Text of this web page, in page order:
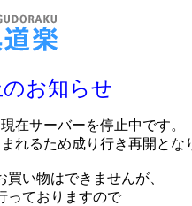
お知らせ
在サーバーを停止中です。
れるため成り行き再開とな
い物はできませんが、
っておりますので